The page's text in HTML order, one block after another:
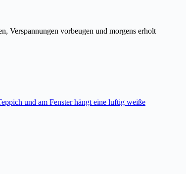
Verspannungen vorbeugen und morgens erholt